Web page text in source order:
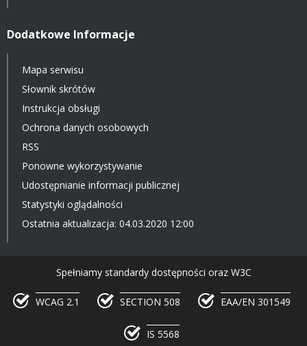
Dodatkowe Informacje
Mapa serwisu
Słownik skrótów
Instrukcja obsługi
Ochrona danych osobowych
RSS
Ponowne wykorzystywanie
Udostępnianie informacji publicznej
Statystyki oglądalności
Ostatnia aktualizacja: 04.03.2020 12:00
Spełniamy standardy dostępności oraz W3C
WCAG 2.1 SECTION 508 EAA/EN 301549
IS 5568